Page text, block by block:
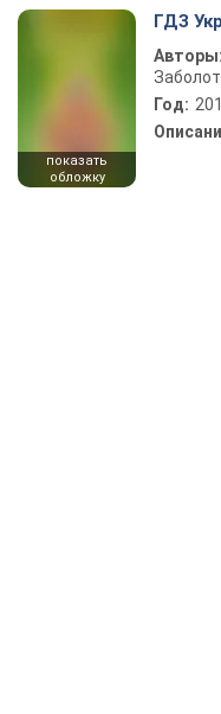
показать
обложку
ГДЗ
Авторы:
Год: